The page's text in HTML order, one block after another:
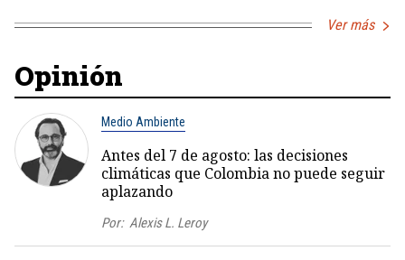
Ver más
Opinión
Medio Ambiente
Antes del 7 de agosto: las decisiones
climáticas que Colombia no puede seguir
aplazando
Por: Alexis L. Leroy